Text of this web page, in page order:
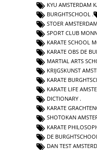
KYU AMSTERDAM
BURGHTSCHOOL
STOER AMSTERDAM
SPORT CLUB
KARATE SCHOOL
KARATE OBS DE
MARTIAL ARTS
KRIJGSKUNST
KARATE
KARATE LIFE
DICTIONARY
KARATE
SHOTOKAN
KARATE
DE
DAN TEST